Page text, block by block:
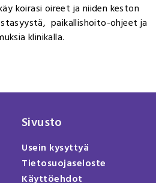
koirasi oireet ja niiden keston
paikallishoito-ohjeet ja
klinikalla.
Sivusto
Usein kysyttyä
Tietosuojaseloste
Käyttöehdot